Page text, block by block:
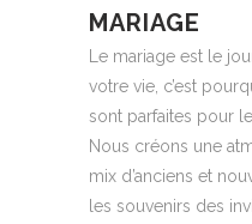
MARIAGE
Le mariage est le
votre vie, c’est
sont parfaites pour
Nous créons une
mix d’anciens et
les souvenirs des